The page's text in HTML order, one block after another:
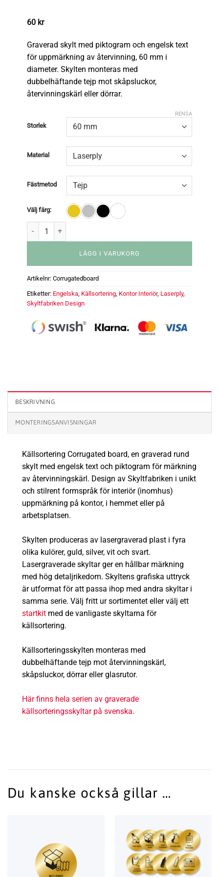
60 kr
Graverad skylt med piktogram och engelsk text
för uppmärkning av återvinning, 60 mm i
diameter. Skylten monteras med
dubbelhäftande tejp mot skåpsluckor,
återvinningskärl eller dörrar.
Storlek
Material
Fästmetod
Välj färg:
RENSA
LÄGG I VARUKORG
Artikelnr: Corrugatedboard
Etiketter: Engelska Källsortering Kontor Interiör, Laserply,
Skyltfabriken Design
BESKRIVNING
MONTERINGSANVISNINGAR
Källsortering Corrugated board, en graverad rund
skylt med engelsk text och piktogram för märkning
av återvinningskärl. Design av Skyltfabriken i unikt
och stilrent formspråk för interiör (inomhus)
uppmärkning på kontor, i hemmet eller på
arbetsplatsen.
Skylten produceras av lasergraverad plast i fyra
olika kulörer, guld, silver, vit och svart.
Lasergraverade skyltar ger en hållbar märkning
med hög detaljrikedom. Skyltens grafiska uttryck
är utformat för att passa ihop med andra skyltar i
samma serie. Välj fritt ur sortimentet eller välj ett
startkit med de vanligaste skyltarna för
källsortering.
Källsorteringsskylten monteras med
dubbelhäftande tejp mot återvinningskärl,
skåpsluckor, dörrar eller glasrutor.
Här finns hela serien av graverade
källsorteringsskyltar på svenska.
Du kanske också gillar …